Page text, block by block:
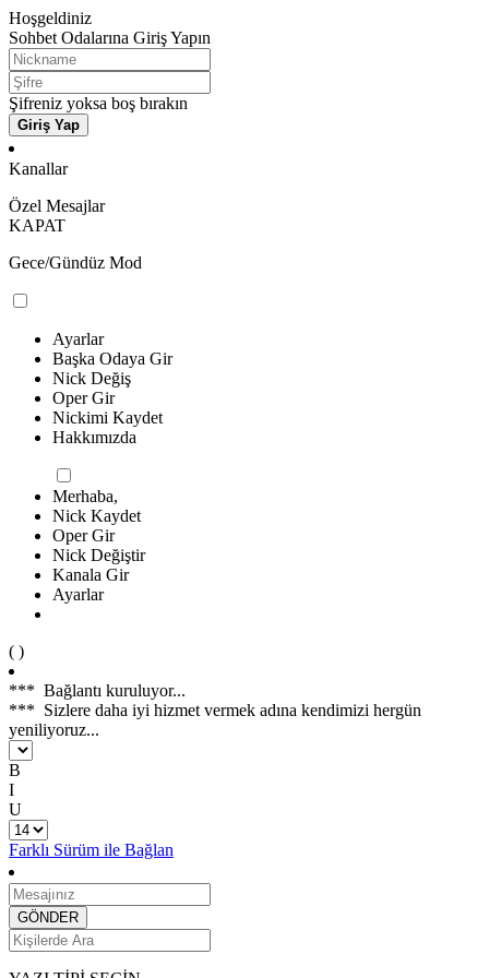
Hoşgeldiniz
Sohbet Odalarına Giriş Yapın
Şifreniz yoksa boş bırakın
Giriş Yap
Kanallar
Özel Mesajlar
KAPAT
Gece/Gündüz Mod
Ayarlar
Başka Odaya Gir
Nick Değiş
Oper Gir
Nickimi Kaydet
Hakkımızda
Merhaba,
Nick Kaydet
Oper Gir
Nick Değiştir
Kanala Gir
Ayarlar
( )
*** Bağlantı kuruluyor...
*** Sizlere daha iyi hizmet vermek adına kendimizi hergün
yeniliyoruz...
B
I
U
Farklı Sürüm ile Bağlan
GÖNDER